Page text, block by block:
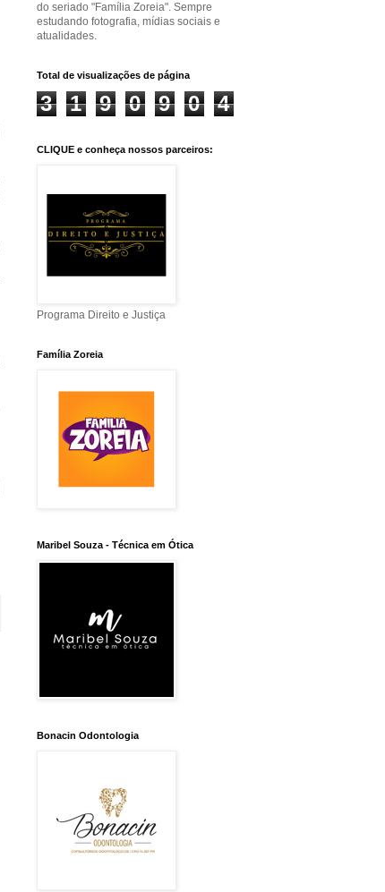
do seriado "Família Zoreia". Sempre
estudando fotografia, mídias sociais e
atualidades.
Total de visualizações de página
3 1 9 0 9 0 4
CLIQUE e conheça nossos parceiros:
Programa Direito e Justiça
Família Zoreia
Maribel Souza - Técnica em Ótica
Bonacin Odontologia